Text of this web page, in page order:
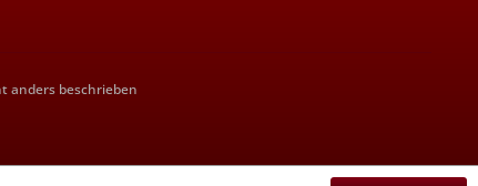
anders beschrieben